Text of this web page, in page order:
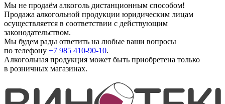
Мы не продаём алкоголь дистанционным способом!
Продажа алкогольной продукции юридическим лицам
осуществляется в соответствии с действующим
законодательством.
Мы будем рады ответить на любые ваши вопросы
по телефону +7 985 410-90-10.
Алкогольная продукция может быть приобретена только
в розничных магазинах.